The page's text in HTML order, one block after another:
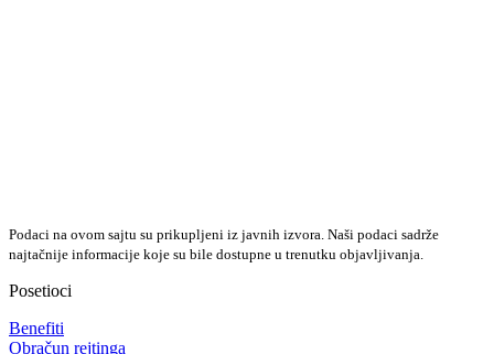
Podaci na ovom sajtu su prikupljeni iz javnih izvora. Naši podaci sadrže
najtačnije informacije koje su bile dostupne u trenutku objavljivanja.
Posetioci
Benefiti
Obračun rejtinga